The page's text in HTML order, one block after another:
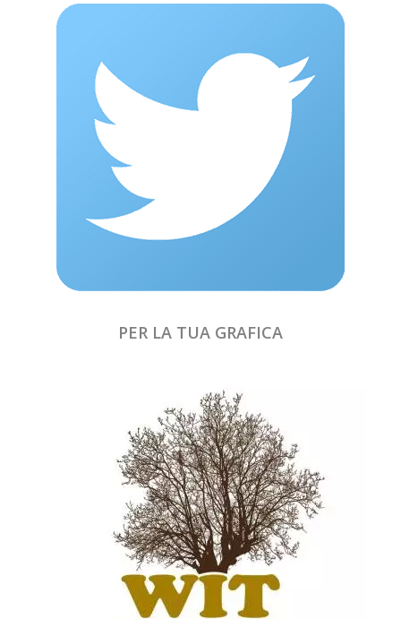
PER LA TUA GRAFICA